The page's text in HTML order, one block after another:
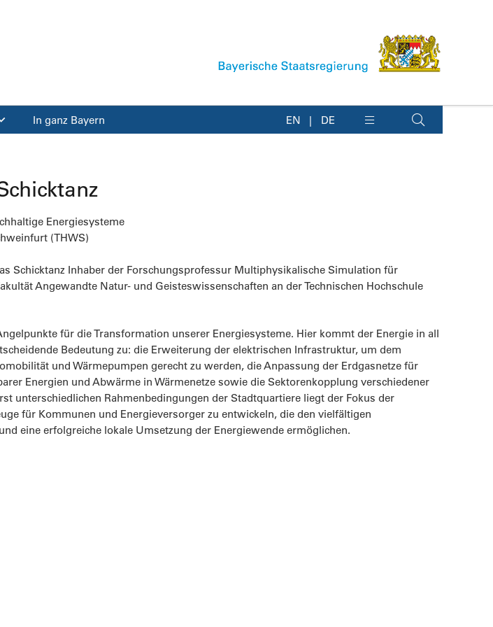
In ganz Bayern EN DE
Energiesysteme
(THWS)
Schicktanz Inhaber der Forschungsprofessur Multiphysikalische Simulation für
Angewandte Natur- und Geisteswissenschaften an der Technischen Hochschule
für die Transformation unserer Energiesysteme. Hier kommt der Energie in all
Bedeutung zu: die Erweiterung der elektrischen Infrastruktur, um dem
und Wärmepumpen gerecht zu werden, die Anpassung der Erdgasnetze für
Energien und Abwärme in Wärmenetze sowie die Sektorenkopplung verschiedener
unterschiedlichen Rahmenbedingungen der Stadtquartiere liegt der Fokus der
für Kommunen und Energieversorger zu entwickeln, die den vielfältigen
eine erfolgreiche lokale Umsetzung der Energiewende ermöglichen.